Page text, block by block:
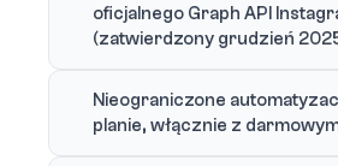
oficjalnego Graph API
(zatwierdzony grudzień
Nieograniczone
planie, włącznie z